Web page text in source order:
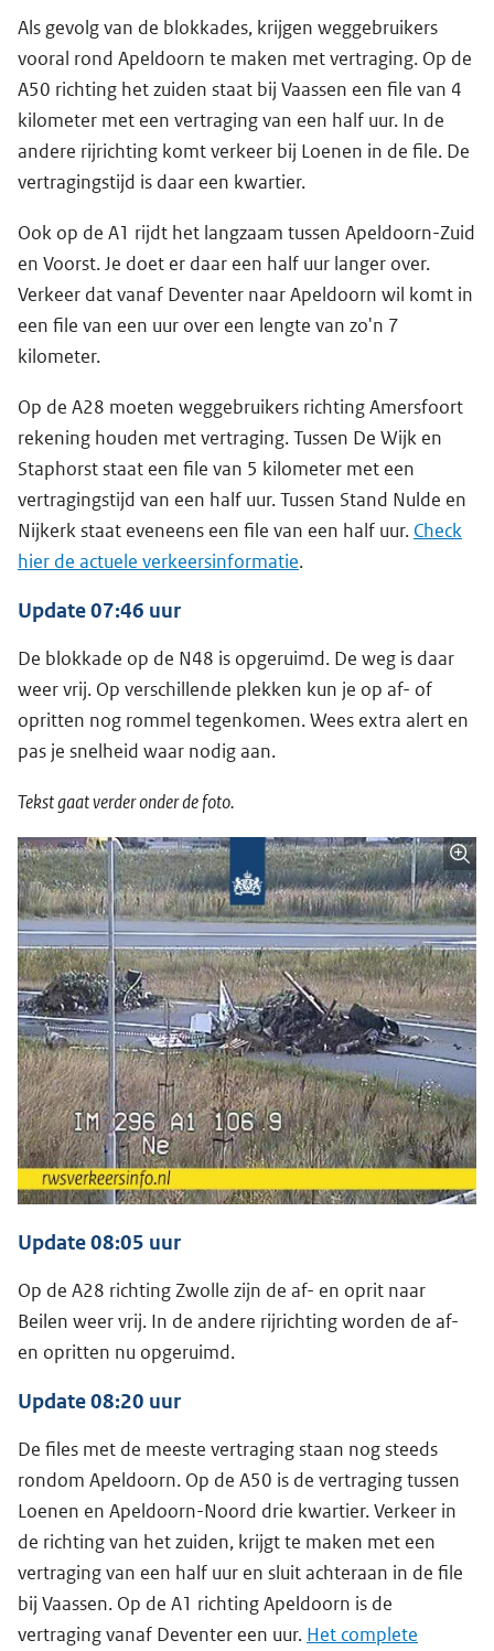
Als gevolg van de blokkades, krijgen weggebruikers
vooral rond Apeldoorn te maken met vertraging. Op de
A50 richting het zuiden staat bij Vaassen een file van 4
kilometer met een vertraging van een half uur. In de
andere rijrichting komt verkeer bij Loenen in de file. De
vertragingstijd is daar een kwartier.
Ook op de A1 rijdt het langzaam tussen Apeldoorn-Zuid
en Voorst. Je doet er daar een half uur langer over.
Verkeer dat vanaf Deventer naar Apeldoorn wil komt in
een file van een uur over een lengte van zo'n 7
kilometer.
Op de A28 moeten weggebruikers richting Amersfoort
rekening houden met vertraging. Tussen De Wijk en
Staphorst staat een file van 5 kilometer met een
vertragingstijd van een half uur. Tussen Stand Nulde en
Nijkerk staat eveneens een file van een half uur. Check
hier de actuele verkeersinformatie.
Update 07:46 uur
De blokkade op de N48 is opgeruimd. De weg is daar
weer vrij. Op verschillende plekken kun je op af- of
opritten nog rommel tegenkomen. Wees extra alert en
pas je snelheid waar nodig aan.
Tekst gaat verder onder de foto.
Update 08:05 uur
Op de A28 richting Zwolle zijn de af- en oprit naar
Beilen weer vrij. In de andere rijrichting worden de af-
en opritten nu opgeruimd.
Update 08:20 uur
De files met de meeste vertraging staan nog steeds
rondom Apeldoorn. Op de A50 is de vertraging tussen
Loenen en Apeldoorn-Noord drie kwartier. Verkeer in
de richting van het zuiden, krijgt te maken met een
vertraging van een half uur en sluit achteraan in de file
bij Vaassen. Op de A1 richting Apeldoorn is de
vertraging vanaf Deventer een uur. Het complete